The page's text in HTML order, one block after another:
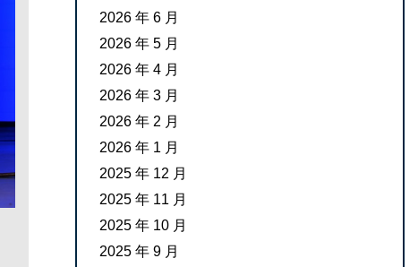
2026 年 6 月
2026 年 5 月
2026 年 4 月
2026 年 3 月
2026 年 2 月
2026 年 1 月
2025 年 12 月
2025 年 11 月
2025 年 10 月
2025 年 9 月